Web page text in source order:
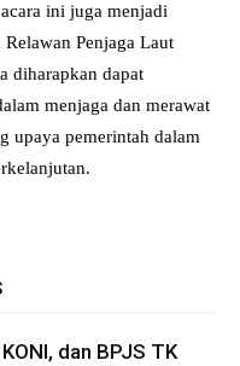
ini juga menjadi
Penjaga Laut
diharapkan dapat
menjaga dan merawat
upaya pemerintah dalam
dan BPJS TK